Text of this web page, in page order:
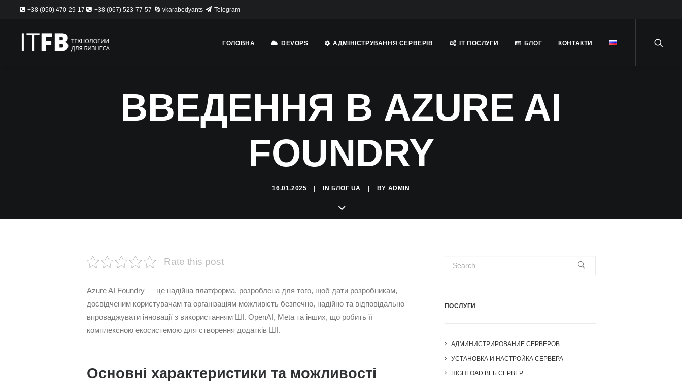
+38 (050) 470-29-17 +38 (067) 523-77-57 vkarabedyants Telegram
ГОЛОВНА DEVOPS АДМІНІСТРУВАННЯ СЕРВЕРІВ ІТ ПОСЛУГИ БЛОГ КОНТАКТИ
ВВЕДЕННЯ В AZURE AI
FOUNDRY
16.01.2025 IN БЛОГ UA BY ADMIN
Rate this post
Azure AI Foundry — це надійна платформа, розроблена для того, щоб дати розробникам,
досвідченим користувачам та організаціям можливість безпечно, надійно та відповідально
впроваджувати інновації з використанням ШІ. OpenAI, Meta та інших, що робить її
комплексною екосистемою для створення додатків ШІ.
Основні характеристики та можливості
ПОСЛУГИ
АДМИНИСТРИРОВАНИЕ СЕРВЕРОВ
УСТАНОВКА И НАСТРОЙКА СЕРВЕРА
HIGHLOAD ВЕБ СЕРВЕР